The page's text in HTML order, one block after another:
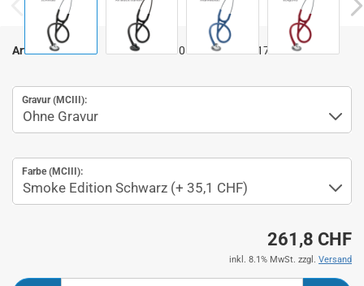
Art.Nr.: 01010108-02-M-2176
Gravur (MCIII):
Farbe (MCIII):
261,8 CHF
inkl. 8.1% MwSt. zzgl. Versand